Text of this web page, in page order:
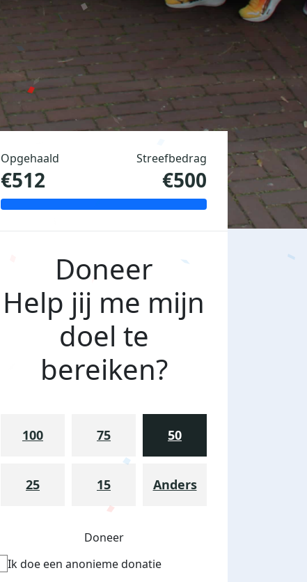
Opgehaald
€512
Streefbedrag
€500
Doneer
Help jij me mijn
doel te
bereiken?
100 75 50
25 15 Anders
Doneer
Ik doe een anonieme donatie